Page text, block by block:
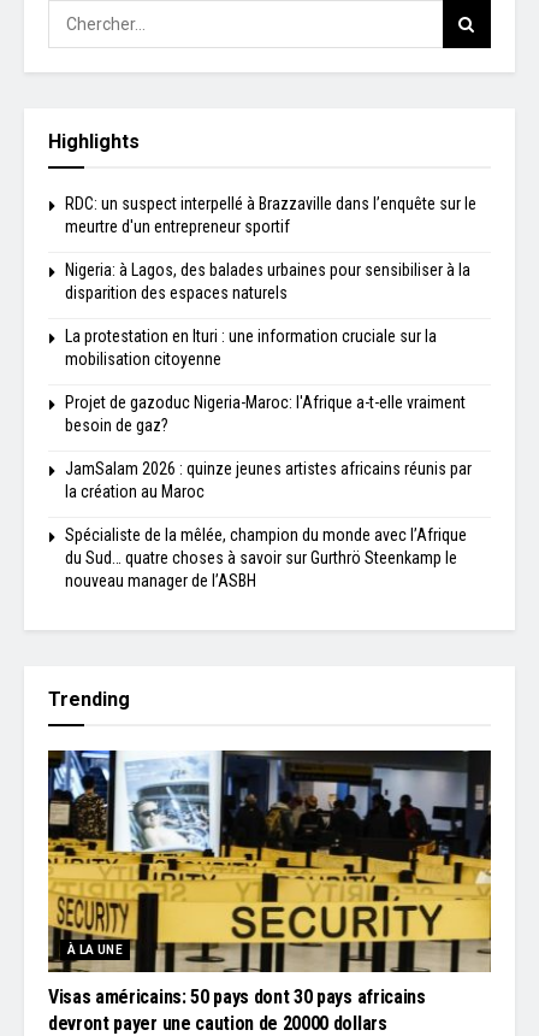
Highlights
RDC: un suspect interpellé à Brazzaville dans l’enquête sur le
meurtre d'un entrepreneur sportif
Nigeria: à Lagos, des balades urbaines pour sensibiliser à la
disparition des espaces naturels
La protestation en Ituri : une information cruciale sur la
mobilisation citoyenne
Projet de gazoduc Nigeria-Maroc: l'Afrique a-t-elle vraiment
besoin de gaz?
JamSalam 2026 : quinze jeunes artistes africains réunis par
la création au Maroc
Spécialiste de la mêlée, champion du monde avec l’Afrique
du Sud… quatre choses à savoir sur Gurthrö Steenkamp le
nouveau manager de l’ASBH
Trending
À LA UNE
Visas américains: 50 pays dont 30 pays africains
devront payer une caution de 20000 dollars